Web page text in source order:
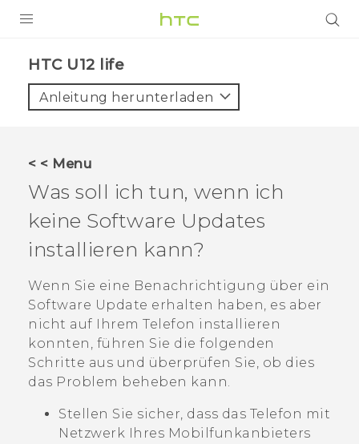
VIVE
VIVERSE
UNTERSTÜTZUNG
HTC-Geräte und Zubehör
Anmelden
HTC U12 life‎
Anleitung herunterladen
< < Menu
Was soll ich tun, wenn ich
keine Software Updates
installieren kann?
Wenn Sie eine Benachrichtigung über ein
Software Update erhalten haben, es aber
nicht auf Ihrem Telefon installieren
konnten, führen Sie die folgenden
Schritte aus und überprüfen Sie, ob dies
das Problem beheben kann.
Stellen Sie sicher, dass das Telefon mit
Netzwerk Ihres Mobilfunkanbieters